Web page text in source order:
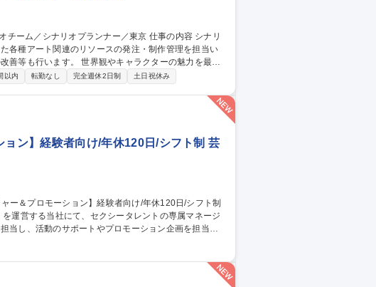
各種アート関連のリソースの発注・制作管理を担当い
やキャラクターの魅力を最大
やディレクター、各制作セクションと連携しながら、
フロー・レギュレーションの整備 ■各種リソース・制作
プランナー／東京
以内 転勤なし 完全週休2日制 土日祝休み
ョン】経験者向け/年休120日/シフト制 芸
運営する当社にて、セクシータレントの専属マネージ
当し、活動のサポートやプロモーション企画を担当し
せん ■担当女優が活躍すれば活躍するほど、海外イベン
できます。 募集職種 【専属AV女優の